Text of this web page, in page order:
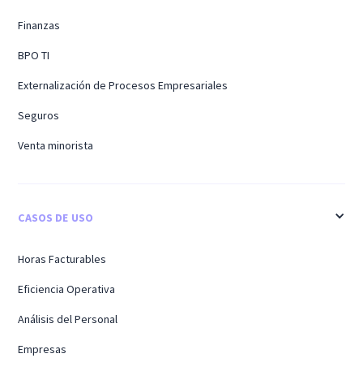
Finanzas
BPO TI
Externalización de Procesos Empresariales
Seguros
Venta minorista
CASOS DE USO
Horas Facturables
Eficiencia Operativa
Análisis del Personal
Empresas